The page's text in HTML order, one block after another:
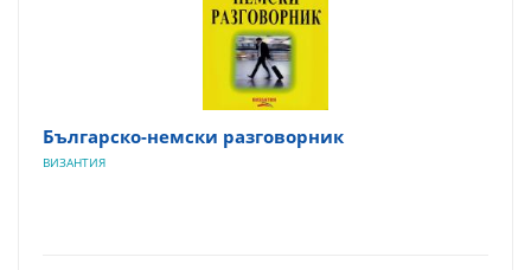
Българско-немски разговорник
ВИЗАНТИЯ